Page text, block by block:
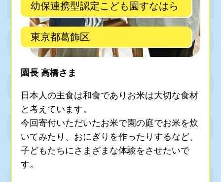
幼保連携型認定こども園すなはら
東京都葛飾区
園長 高橋さま
日本人の主食は和食でありお米は大切な食材
と考えています。
今回寄付いただいたお米で園の庭でお米を炊
いてみたり、おにぎりを作ったりするなど、
子どもたちにさまざまな体験をさせたいで
す。